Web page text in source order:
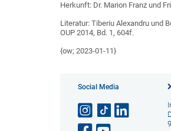
Herkunft: Dr. Marion Franz und
Literatur: Tiberiu Alexandru und
OUP 2014, Bd. 1, 604f.
{ow; 2023-01-11}
Social Media